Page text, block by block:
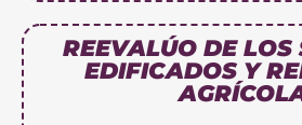
REEVALÚO DE LOS
EDIFICADOS Y